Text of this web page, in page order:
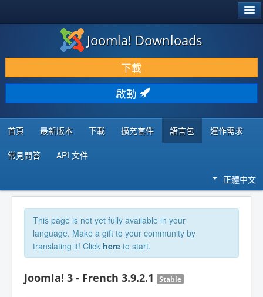
下載 & 擴充
發現 & 學習
社群 & 支援
程式者資源
Joomla! Downloads
下載
啟動
首頁 最新版本 下載 擴充套件 語言包 運作需求
常見問答 API 文件
正體中文
This page is not yet fully available in your
language. Make a gift to your community by
translating it! Click here to start.
Joomla! 3 - French 3.9.2.1 Stable